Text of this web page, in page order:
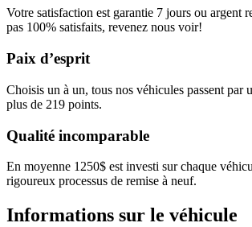
Votre satisfaction est garantie 7 jours ou argent
pas 100% satisfaits, revenez nous voir!
Paix d’esprit
Choisis un à un, tous nos véhicules passent par
plus de 219 points.
Qualité incomparable
En moyenne 1250$ est investi sur chaque
rigoureux processus de remise à neuf.
Informations sur le véhicule